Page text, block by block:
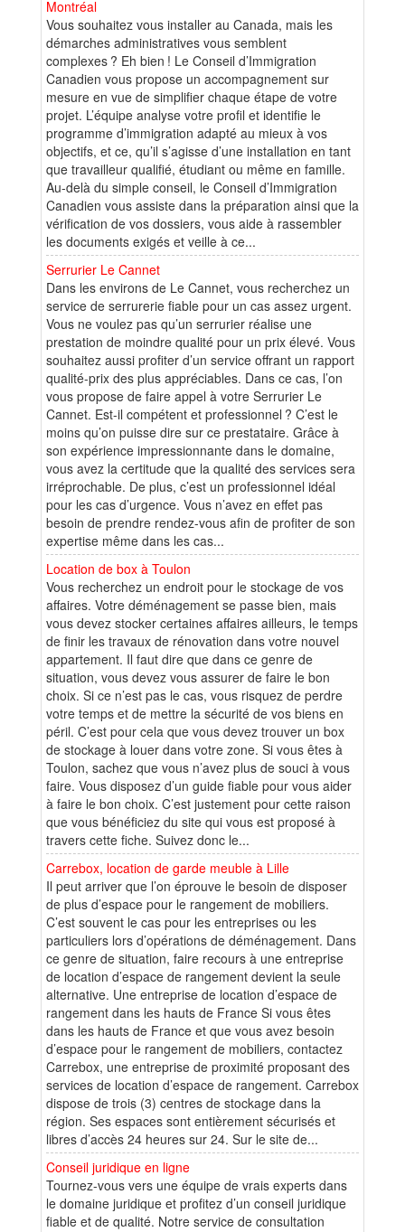
Montréal
Vous souhaitez vous installer au Canada, mais les
démarches administratives vous semblent
complexes ? Eh bien ! Le Conseil d’Immigration
Canadien vous propose un accompagnement sur
mesure en vue de simplifier chaque étape de votre
projet. L’équipe analyse votre profil et identifie le
programme d’immigration adapté au mieux à vos
objectifs, et ce, qu’il s’agisse d’une installation en tant
que travailleur qualifié, étudiant ou même en famille.
Au-delà du simple conseil, le Conseil d’Immigration
Canadien vous assiste dans la préparation ainsi que la
vérification de vos dossiers, vous aide à rassembler
les documents exigés et veille à ce...
Serrurier Le Cannet
Dans les environs de Le Cannet, vous recherchez un
service de serrurerie fiable pour un cas assez urgent.
Vous ne voulez pas qu’un serrurier réalise une
prestation de moindre qualité pour un prix élevé. Vous
souhaitez aussi profiter d’un service offrant un rapport
qualité-prix des plus appréciables. Dans ce cas, l’on
vous propose de faire appel à votre Serrurier Le
Cannet. Est-il compétent et professionnel ? C’est le
moins qu’on puisse dire sur ce prestataire. Grâce à
son expérience impressionnante dans le domaine,
vous avez la certitude que la qualité des services sera
irréprochable. De plus, c’est un professionnel idéal
pour les cas d’urgence. Vous n’avez en effet pas
besoin de prendre rendez-vous afin de profiter de son
expertise même dans les cas...
Location de box à Toulon
Vous recherchez un endroit pour le stockage de vos
affaires. Votre déménagement se passe bien, mais
vous devez stocker certaines affaires ailleurs, le temps
de finir les travaux de rénovation dans votre nouvel
appartement. Il faut dire que dans ce genre de
situation, vous devez vous assurer de faire le bon
choix. Si ce n’est pas le cas, vous risquez de perdre
votre temps et de mettre la sécurité de vos biens en
péril. C’est pour cela que vous devez trouver un box
de stockage à louer dans votre zone. Si vous êtes à
Toulon, sachez que vous n’avez plus de souci à vous
faire. Vous disposez d’un guide fiable pour vous aider
à faire le bon choix. C’est justement pour cette raison
que vous bénéficiez du site qui vous est proposé à
travers cette fiche. Suivez donc le...
Carrebox, location de garde meuble à Lille
Il peut arriver que l’on éprouve le besoin de disposer
de plus d’espace pour le rangement de mobiliers.
C’est souvent le cas pour les entreprises ou les
particuliers lors d’opérations de déménagement. Dans
ce genre de situation, faire recours à une entreprise
de location d’espace de rangement devient la seule
alternative. Une entreprise de location d’espace de
rangement dans les hauts de France Si vous êtes
dans les hauts de France et que vous avez besoin
d’espace pour le rangement de mobiliers, contactez
Carrebox, une entreprise de proximité proposant des
services de location d’espace de rangement. Carrebox
dispose de trois (3) centres de stockage dans la
région. Ses espaces sont entièrement sécurisés et
libres d’accès 24 heures sur 24. Sur le site de...
Conseil juridique en ligne
Tournez-vous vers une équipe de vrais experts dans
le domaine juridique et profitez d’un conseil juridique
fiable et de qualité. Notre service de consultation